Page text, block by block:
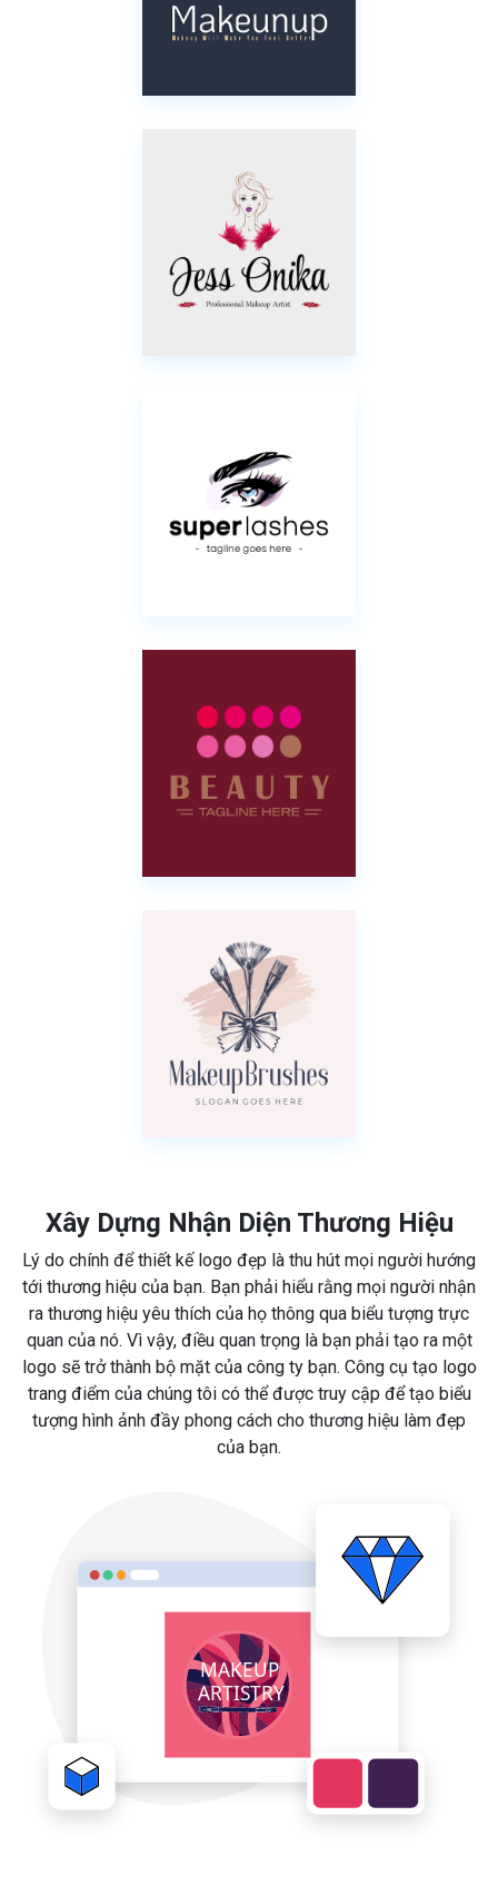
Xây Dựng Nhận Diện Thương Hiệu
Lý do chính để thiết kế logo đẹp là thu hút mọi người hướng
tới thương hiệu của bạn. Bạn phải hiểu rằng mọi người nhận
ra thương hiệu yêu thích của họ thông qua biểu tượng trực
quan của nó. Vì vậy, điều quan trọng là bạn phải tạo ra một
logo sẽ trở thành bộ mặt của công ty bạn. Công cụ tạo logo
trang điểm của chúng tôi có thể được truy cập để tạo biểu
tượng hình ảnh đầy phong cách cho thương hiệu làm đẹp
của bạn.